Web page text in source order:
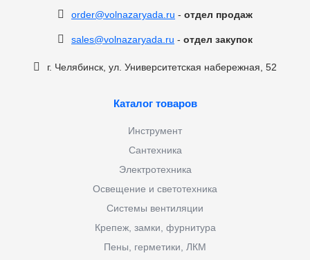
order@volnazaryada.ru - отдел продаж
sales@volnazaryada.ru - отдел закупок
г. Челябинск, ул. Университетская набережная, 52
Каталог товаров
Инструмент
Сантехника
Электротехника
Освещение и светотехника
Системы вентиляции
Крепеж, замки, фурнитура
Пены, герметики, ЛКМ